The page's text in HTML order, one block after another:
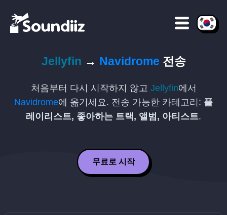
Jellyfin → Navidrome 전송
처음부터 다시 시작하지 않고 Jellyfin에서
Navidrome에 옮기세요. 전송 가능한 카테고리: 플
레이리스트, 좋아하는 트랙, 앨범, 아티스트.
무료로 시작